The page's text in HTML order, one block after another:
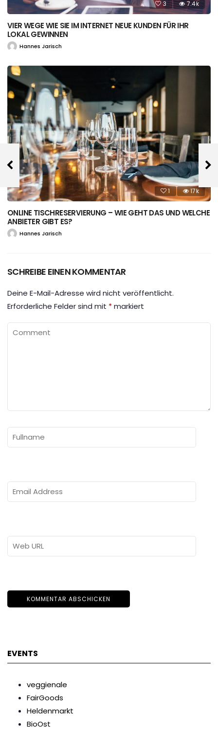
3 7.4k
VIER WEGE WIE SIE IM INTERNET NEUE KUNDEN FÜR IHR
LOKAL GEWINNEN
Hannes Jarisch
1 17k
ONLINE TISCHRESERVIERUNG – WIE GEHT DAS UND WELCHE
ANBIETER GIBT ES?
Hannes Jarisch
SCHREIBE EINEN KOMMENTAR
Deine E-Mail-Adresse wird nicht veröffentlicht.
Erforderliche Felder sind mit *markiert
EVENTS
veggienale
FairGoods
Heldenmarkt
BioOst